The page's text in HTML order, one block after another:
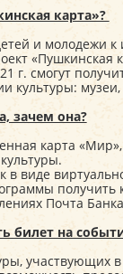
карта»?
и молодежи
«Пушкинская
г. смогут
культуры:
зачем она?
карта
виде
Почта
билет на